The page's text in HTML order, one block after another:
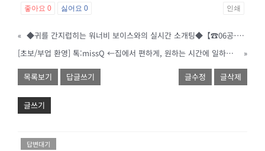
좋아요 0 싫어요 0 인쇄
«
◆귀를 간지럽히는 워너비 보이스와의 실시간 소개팅◆【☎06공-5공0-54팔2】
[초보/부업 환영] 톡:missQ ←집에서 편하게, 원하는 시간에 일하는 역대급 꿀알바
»
목록보기 답글쓰기 글수정 글삭제
글쓰기
답변대기